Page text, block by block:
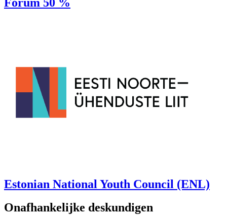
Estonian National Youth Council (ENL)
Onafhankelijke deskundigen